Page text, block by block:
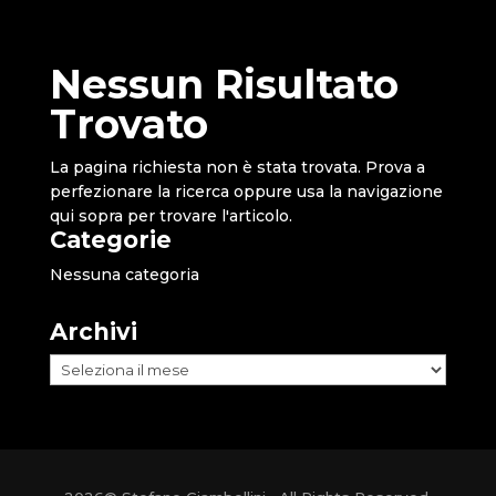
Nessun Risultato
Trovato
La pagina richiesta non è stata trovata. Prova a
perfezionare la ricerca oppure usa la navigazione
qui sopra per trovare l'articolo.
Categorie
Nessuna categoria
Archivi
Archivi